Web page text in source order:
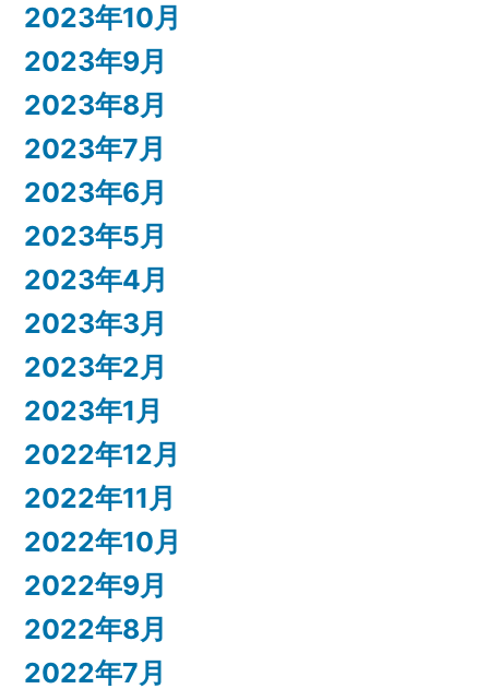
2023年10月
2023年9月
2023年8月
2023年7月
2023年6月
2023年5月
2023年4月
2023年3月
2023年2月
2023年1月
2022年12月
2022年11月
2022年10月
2022年9月
2022年8月
2022年7月